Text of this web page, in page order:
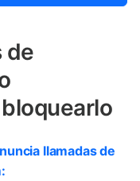
de
llamadas de